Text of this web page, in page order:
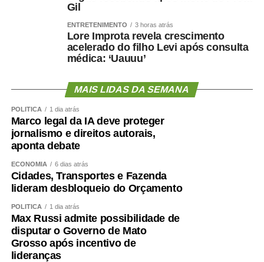
Gil
ENTRETENIMENTO 3 horas atrás
Lore Improta revela crescimento
acelerado do filho Levi após consulta
médica: ‘Uauuu’
MAIS LIDAS DA SEMANA
POLÍTICA 1 dia atrás
Marco legal da IA deve proteger
jornalismo e direitos autorais,
aponta debate
ECONOMIA 6 dias atrás
Cidades, Transportes e Fazenda
lideram desbloqueio do Orçamento
POLÍTICA 1 dia atrás
Max Russi admite possibilidade de
disputar o Governo de Mato
Grosso após incentivo de
lideranças